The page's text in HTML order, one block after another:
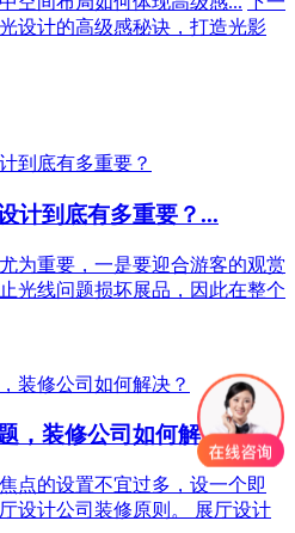
设计的高级感秘诀，打造光影
计到底有多重要？...
为重要，一是要迎合游客的观赏
光线问题损坏展品，因此在整个
，装修公司如何解决？...
点的设置不宜过多，设一个即
设计公司装修原则。 展厅设计